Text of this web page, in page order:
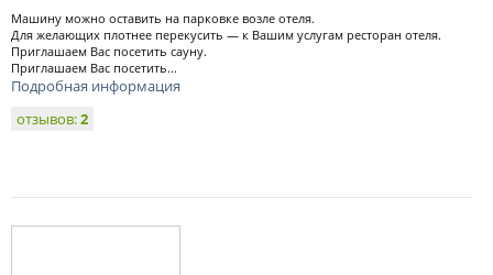
Машину можно оставить на парковке возле отеля.
Для желающих плотнее перекусить — к Вашим услугам ресторан отеля.
Приглашаем Вас посетить сауну.
Приглашаем Вас посетить...
Подробная информация
отзывов:2